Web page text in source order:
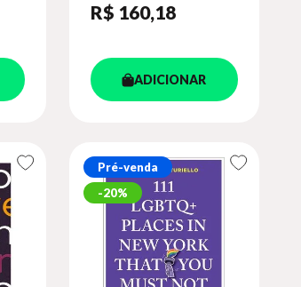
R$ 160,18
ADICIONAR
Pré-venda
20%